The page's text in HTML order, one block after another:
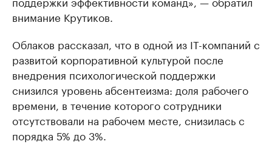
внимание Крутиков.
Облаков рассказал, что в одной из IT-компаний с
развитой корпоративной культурой после
внедрения психологической поддержки
снизился уровень абсентеизма: доля рабочего
времени, в течение которого сотрудники
отсутствовали на рабочем месте, снизилась с
порядка 5% до 3%.